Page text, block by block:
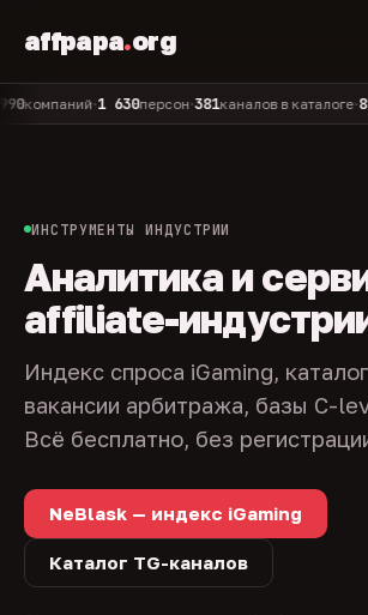
affpapa.org
•1 630персон•381каналов в каталоге•804
ИНСТРУМЕНТЫ ИНДУСТРИИ
Аналитика и
affiliate-
Индекс спроса iGaming,
вакансии арбитража, базы C-
Всё бесплатно, без
NeBlask — индекс iGaming
Каталог TG-каналов